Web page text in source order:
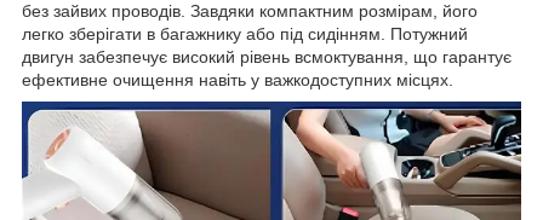
без зайвих проводів. Завдяки компактним розмірам, його
легко зберігати в багажнику або під сидінням. Потужний
двигун забезпечує високий рівень всмоктування, що гарантує
ефективне очищення навіть у важкодоступних місцях.